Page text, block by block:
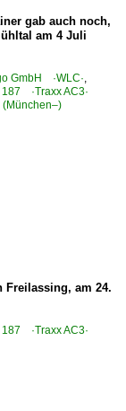
gab auch noch,
am 4 Juli
GmbH ·WLC·,
187 ·Traxx AC3·
Freilassing, am 24.
187 ·Traxx AC3·